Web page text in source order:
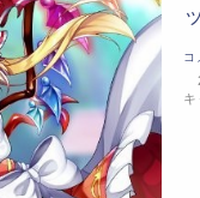
コ